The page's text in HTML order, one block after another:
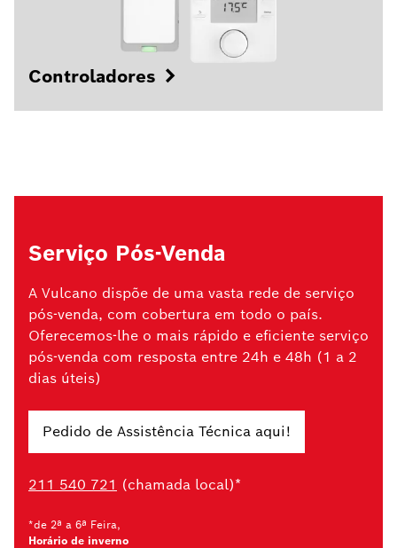
Controladores
Serviço Pós-Venda
A Vulcano dispõe de uma vasta rede de serviço
pós-venda, com cobertura em todo o país.
Oferecemos-lhe o mais rápido e eficiente serviço
pós-venda com resposta entre 24h e 48h (1 a 2
dias úteis)
Pedido de Assistência Técnica aqui!
211 540 721 (chamada local)*
*de 2ª a 6ª Feira,
Horário de inverno